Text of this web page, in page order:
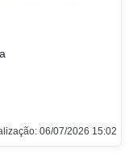
06/07/2026 15:02